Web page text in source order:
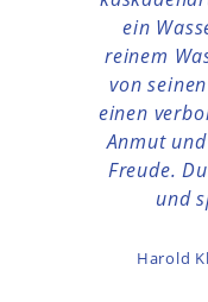
ein
reinem
von
einen
Anmut
Freude.
und
Harold